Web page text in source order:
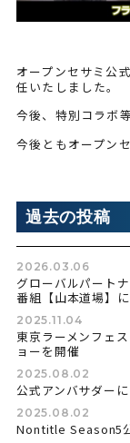
オープンセサミ公
任いたしました。
今後、特別コラボ
今後ともオープン
過去の投稿
2026.03.06
グローバルパート
番組【山本道場】
2025.11.04
東京ラーメンフェ
ョーを開催
2025.08.02
公式アンバサダー
2025.08.02
Nontitle Season5